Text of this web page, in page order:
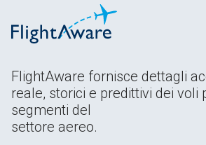
FlightAware fornisce dettagli
reale, storici e predittivi dei voli
segmenti del
settore aereo.